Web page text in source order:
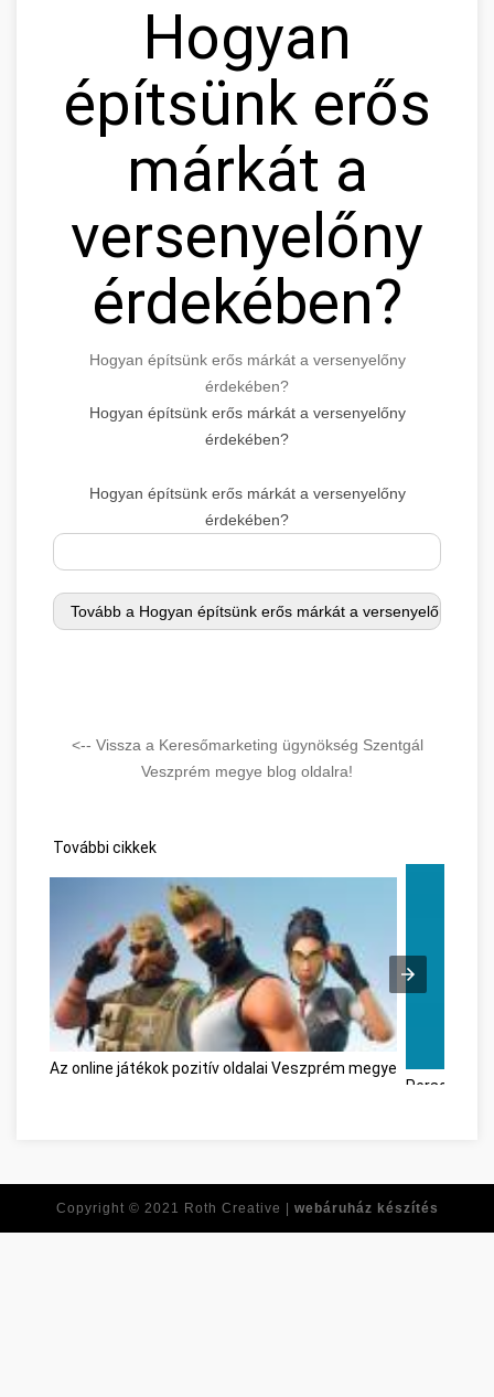
Hogyan
építsünk erős
márkát a
versenyelőny
érdekében?
Hogyan építsünk erős márkát a versenyelőny
érdekében?
Hogyan építsünk erős márkát a versenyelőny
érdekében?
Hogyan építsünk erős márkát a versenyelőny
érdekében?
<-- Vissza a Keresőmarketing ügynökség Szentgál
Veszprém megye blog oldalra!
További cikkek
Az online játékok pozitív oldalai Veszprém megye
Personal
Copyright © 2021 Roth Creative | webáruház készítés